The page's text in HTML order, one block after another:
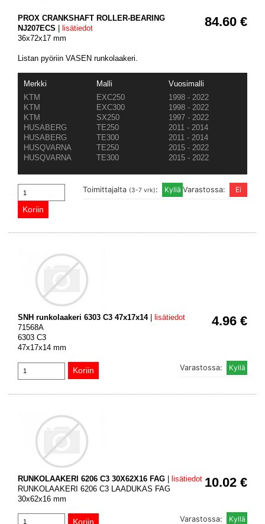
84.60 €
PROX CRANKSHAFT ROLLER-BEARING
NJ207ECS
lisätiedot
36x72x17 mm
Listan pyöriin VASEN runkolaakeri.
Merkki Malli
Vuosimalli
KTM
EXC250
1998 - 2022
KTM
EXC300
1998 - 2022
KTM
SX250
1997 - 2022
HUSABERG
TE250
2011 - 2014
HUSABERG
TE300
2011 - 2014
HUSQVARNA
TE250
2015 - 2022
HUSQVARNA
TE300 2015 - 2022
Varastossa:
Toimittajalta (3-7 vrk):
4.96 €
SNH runkolaakeri 6303 C3 47x17x14|
lisätiedot
71568A
6303 C3
47x17x14 mm
Varastossa:
10.02 €
RUNKOLAAKERI 6206 C3 30X62X16 FAG | lisätiedot
RUNKOLAAKERI 6206 C3 LAADUKAS FAG
30x62x16 mm
Varastossa: